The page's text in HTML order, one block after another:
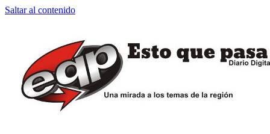
Saltar al contenido